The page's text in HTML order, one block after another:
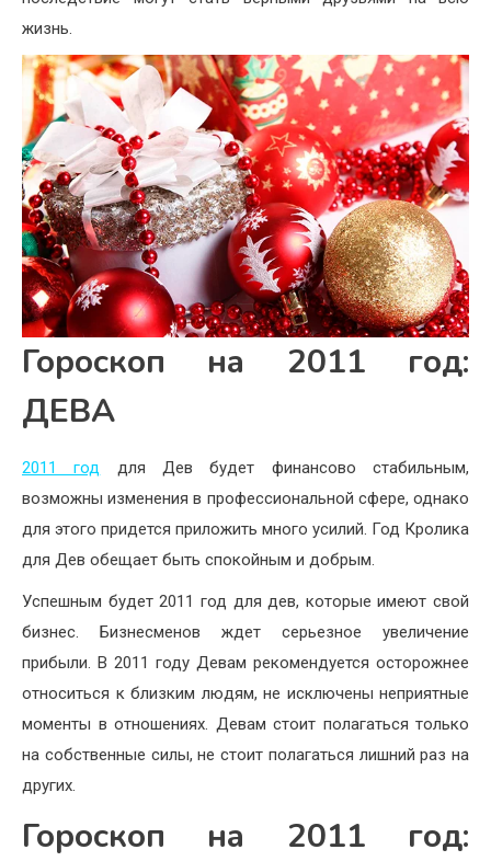
жизнь.
Гороскоп на 2011 год:
ДЕВА
2011 год для Дев будет финансово стабильным,
возможны изменения в профессиональной сфере, однако
для этого придется приложить много усилий. Год Кролика
для Дев обещает быть спокойным и добрым.
Успешным будет 2011 год для дев, которые имеют свой
бизнес. Бизнесменов ждет серьезное увеличение
прибыли. В 2011 году Девам рекомендуется осторожнее
относиться к близким людям, не исключены неприятные
моменты в отношениях. Девам стоит полагаться только
на собственные силы, не стоит полагаться лишний раз на
других.
Гороскоп на 2011 год: